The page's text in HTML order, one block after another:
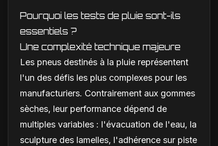
Pourquoi les tests de pluie sont-ils
essentiels ?
Une complexité technique majeure
Les pneus destinés à la pluie représentent
l'un des défis les plus complexes pour les
manufacturiers. Contrairement aux gommes
sèches, leur performance dépend de
multiples variables : l'évacuation de l'eau, la
sculpture des lamelles, l'adhérence sur piste